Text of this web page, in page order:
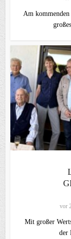
Am
vor
Mit großer
der